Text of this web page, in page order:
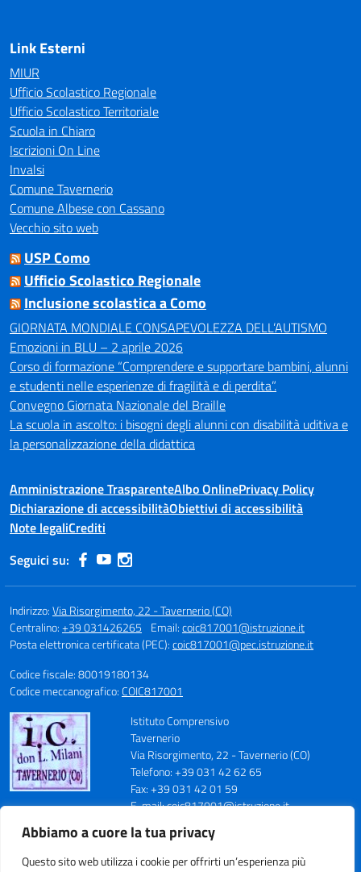
Abbiamo a cuore la tua privacy
Questo sito web utilizza i cookie per offrirti un’esperienza più
Link Esterni
MIUR
Ufficio Scolastico Regionale
Ufficio Scolastico Territoriale
Scuola in Chiaro
Iscrizioni On Line
Invalsi
Comune Tavernerio
Comune Albese con Cassano
Vecchio sito web
USP Como
Ufficio Scolastico Regionale
Inclusione scolastica a Como
GIORNATA MONDIALE CONSAPEVOLEZZA DELL’AUTISMO
Emozioni in BLU – 2 aprile 2026
Corso di formazione “Comprendere e supportare bambini, alunni
e studenti nelle esperienze di fragilità e di perdita”.
Convegno Giornata Nazionale del Braille
La scuola in ascolto: i bisogni degli alunni con disabilità uditiva e
la personalizzazione della didattica
Amministrazione TrasparenteAlbo OnlinePrivacy Policy
Dichiarazione di accessibilitàObiettivi di accessibilità
Note legaliCrediti
Seguici su:
Indirizzo:Via Risorgimento, 22 - Tavernerio (CO)
Centralino:+39 031426265 Email:coic817001@istruzione.it
Posta elettronica certificata (PEC):coic817001@pec.istruzione.it
Codice fiscale: 80019180134
Codice meccanografico:COIC817001
Istituto Comprensivo
Tavernerio
Via Risorgimento, 22 - Tavernerio (CO)
Telefono: +39 031 42 62 65
Fax: +39 031 42 01 59
E-mail: coic817001@istruzione.it
Codice Meccanografico: COIC817001
Codice Fiscale: 80019180134